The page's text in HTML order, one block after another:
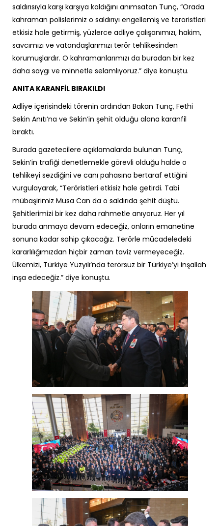
saldırısıyla karşı karşıya kaldığını anımsatan Tunç, “Orada
kahraman polislerimiz o saldırıyı engellemiş ve teröristleri
etkisiz hale getirmiş, yüzlerce adliye çalışanımızı, hakim,
savcımızı ve vatandaşlarımızı terör tehlikesinden
korumuşlardır. O kahramanlarımızı da buradan bir kez
daha saygı ve minnetle selamlıyoruz.” diye konuştu.
ANITA KARANFİL BIRAKILDI
Adliye içerisindeki törenin ardından Bakan Tunç, Fethi
Sekin Anıtı’na ve Sekin’in şehit olduğu alana karanfil
bıraktı.
Burada gazetecilere açıklamalarda bulunan Tunç,
Sekin’in trafiği denetlemekle görevli olduğu halde o
tehlikeyi sezdiğini ve canı pahasına bertaraf ettiğini
vurgulayarak, “Teröristleri etkisiz hale getirdi. Tabi
mübaşirimiz Musa Can da o saldırıda şehit düştü.
Şehitlerimizi bir kez daha rahmetle anıyoruz. Her yıl
burada anmaya devam edeceğiz, onların emanetine
sonuna kadar sahip çıkacağız. Terörle mücadeledeki
kararlılığımızdan hiçbir zaman taviz vermeyeceğiz.
Ülkemizi, Türkiye Yüzyılı’nda terörsüz bir Türkiye’yi inşallah
inşa edeceğiz.” diye konuştu.